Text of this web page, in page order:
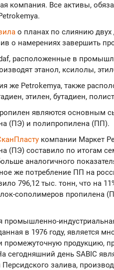
компания. Все активы,
о планах по слиянию
о намерениях завершить
расположенные в
этанол, ксилолы,
же Petrokemya, также
этилен, бутадиен,
являются основным
(ПЭ) и полипропилена (ПП).
компании Маркет
(ПЭ) составило по итогам
аналогичного
же потребление ПП на
796,12 тыс. тонн, что на
сополимеров пропилена
промышленно-
в 1976 году, является
промежуточную продукцию,
сегодняшний день SABIC
залива,